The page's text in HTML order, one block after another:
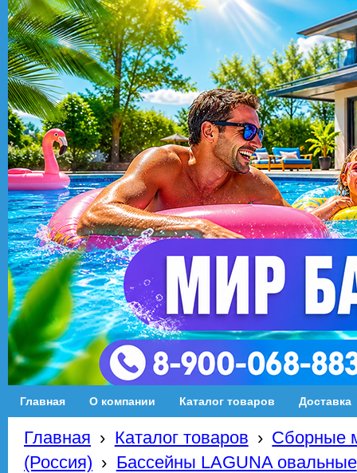
Главная О компании Каталог товаров Доставка
Главная › Каталог товаров › Сборные
(Россия) › Бассейны LAGUNA овальные